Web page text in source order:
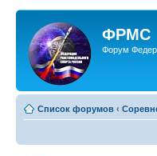
ФРМС
Форум
Список форумов ‹